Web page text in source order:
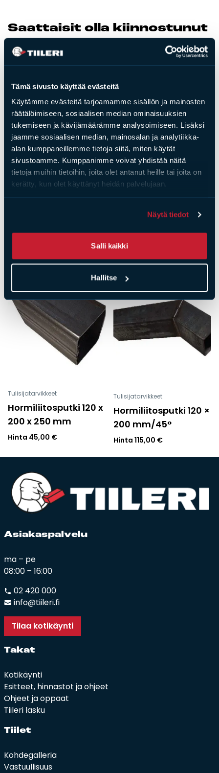
Tämä sivusto käyttää evästeitä
Käytämme evästeitä tarjoamamme sisällön ja mainosten
räätälöimiseen, sosiaalisen median ominaisuuksien
tukemiseen ja kävijämäärämme analysoimiseen. Lisäksi
jaamme sosiaalisen median, mainosalan ja analytiikka-
alan kumppaneillemme tietoja siitä, miten käytät
sivustoamme. Kumppanimme voivat yhdistää näitä
tietoja muihin tietoihin, joita olet antanut heille tai joita on
kerätty, kun olet käyttänyt heidän palvelujaan.
Näytä tiedot
Salli kaikki
Hallitse
Peruuta verkkokauppatilauksesi
Yhteystiedot
Saat­tai­sit ol­la kiin­nos­tu­nut
myös näis­tä
Tulisijatarvikkeet Tulisijatarvikkeet
Tiileri sulkupelti
Tulisijatarvikkeet
Hormiliitosputki 120 x
200 x 250 mm
Hinta 45,00 €
Tulisijatarvikkeet
Hormiliitosputki 120 ×
200 mm/45°
Hinta 115,00 €
Asia­kas­pal­ve­lu
ma – pe
08:00 – 16:00
02 420 000
info@tiileri.fi
Tilaa kotikäynti
Ta­kat
Kotikäynti
Esitteet, hinnastot ja ohjeet
Ohjeet ja oppaat
Tiileri lasku
Tii­let
Kohdegalleria
Vastuullisuus